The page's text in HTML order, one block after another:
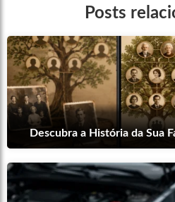
Posts
Descubra a História da Sua